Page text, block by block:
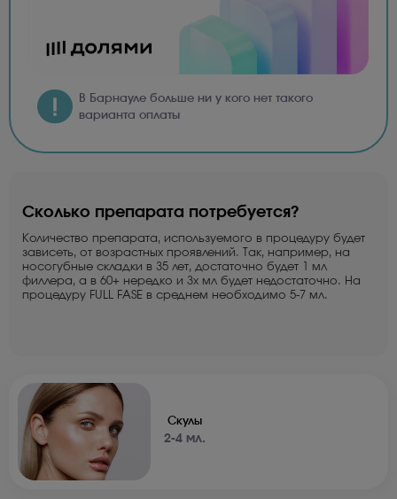
В Барнауле больше ни у кого нет такого
варианта оплаты
Сколько препарата потребуется?
Количество препарата, используемого в процедуру будет
зависеть, от возрастных проявлений. Так, например, на
носогубные складки в 35 лет, достаточно будет 1 мл
филлера, а в 60+ нередко и 3х мл будет недостаточно. На
процедуру FULL FASE в среднем необходимо 5-7 мл.
Скулы
2-4 мл.